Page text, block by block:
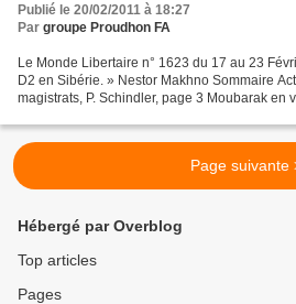
Publié le 20/02/2011 à 18:27
Par groupe Proudhon FA
Le Monde Libertaire n° 1623 du 17 au 23
D2 en Sibérie. » Nestor Makhno Sommaire
magistrats, P. Schindler, page 3 Moubarak en
Page suivante
Hébergé par Overblog
Top articles
Pages